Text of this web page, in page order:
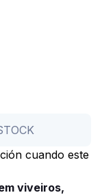
cuando este
viveiros,